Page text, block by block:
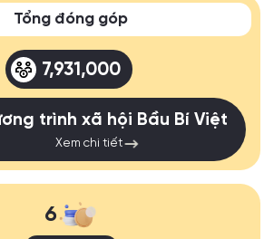
Tổng đóng góp
7,931,000
trình xã hội Bầu Bí Việt
Xem chi tiết
6